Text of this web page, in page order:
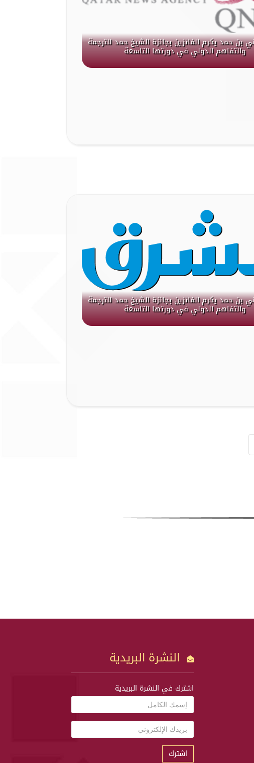
بن حمد يكرم الفائزين بجائزة الشيخ حمد للترجمة
والتفاهم الدولي في دورتها التاسعة
بن حمد يكرم الفائزين بجائزة الشيخ حمد للترجمة
والتفاهم الدولي في دورتها التاسعة
النشرة البريدية
اشترك في النشرة البريدية
اشترك